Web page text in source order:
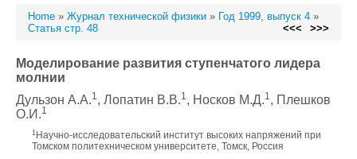
Home » Журнал технической физики » Год 1999, выпуск 4 »
Статья стр. 48
<<< >>>
Моделирование развития ступенчатого лидера
молнии
Дульзон А.А.1, Лопатин В.В.1, Носков М.Д.1, Плешков
О.И.1
1 Научно-исследовательский институт высоких напряжений при
Томском политехническом университете, Томск, Россия